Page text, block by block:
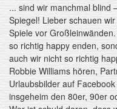
... sind wir manchmal blind
Spiegel! Lieber schauen
Spiele vor
so richtig happy enden,
auch wir nicht so richtig
Robbie Williams hören,
Urlaubsbilder auf
insgeheim den 80er, 90er